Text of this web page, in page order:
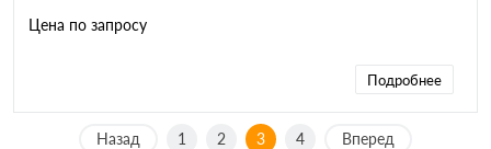
Цена по запросу
Подробнее
Назад 1 2 3 4 Вперед